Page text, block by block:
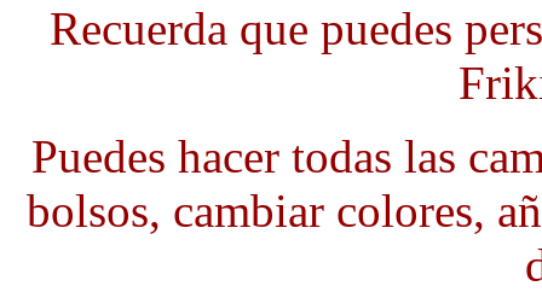
Recuerda que puedes
Puedes hacer todas las
bolsos, cambiar colores,